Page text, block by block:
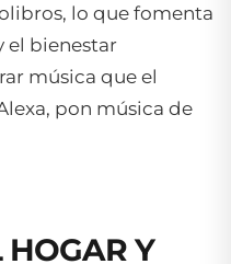
lo que fomenta
el bienestar
música que el
pon música de
HOGAR Y